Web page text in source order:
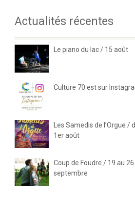
Actualités récentes
Le piano du lac / 15 août
Culture 70 est sur
Les Samedis de l’Orgue /
1er août
Coup de Foudre / 19 au 26
septembre